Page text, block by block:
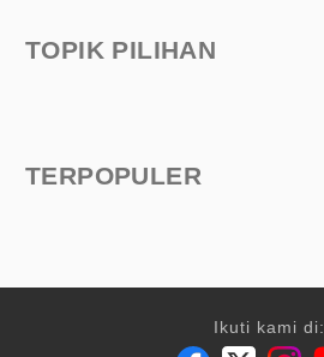
TOPIK PILIHAN
TERPOPULER
Ikuti kami di: